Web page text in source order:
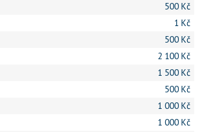
500 Kč
1 Kč
500 Kč
2 100 Kč
1 500 Kč
500 Kč
1 000 Kč
1 000 Kč